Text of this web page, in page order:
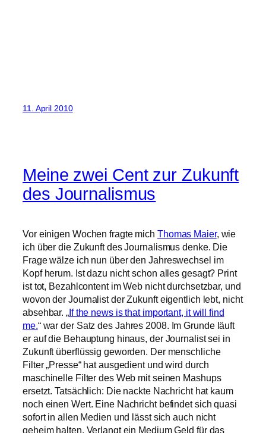
11. April 2010
Meine zwei Cent zur Zukunft
des Journalismus
Vor einigen Wochen fragte mich Thomas Maier, wie
ich über die Zukunft des Journalismus denke. Die
Frage wälze ich nun über den Jahreswechsel im
Kopf herum. Ist dazu nicht schon alles gesagt? Print
ist tot, Bezahlcontent im Web nicht durchsetzbar, und
wovon der Journalist der Zukunft eigentlich lebt, nicht
absehbar. „If the news is that important, it will find
me.“ war der Satz des Jahres 2008. Im Grunde läuft
er auf die Behauptung hinaus, der Journalist sei in
Zukunft überflüssig geworden. Der menschliche
Filter „Presse“ hat ausgedient und wird durch
maschinelle Filter des Web mit seinen Mashups
ersetzt. Tatsächlich: Die nackte Nachricht hat kaum
noch einen Wert. Eine Nachricht befindet sich quasi
sofort in allen Medien und lässt sich auch nicht
geheim halten. Verlangt ein Medium Geld für das